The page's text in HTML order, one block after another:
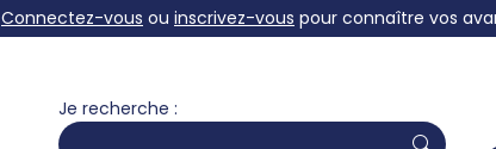
Connectez-vous ou inscrivez-vous pour connaître vos
Je recherche :